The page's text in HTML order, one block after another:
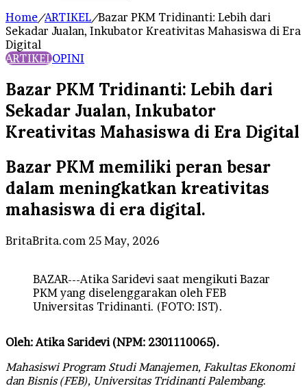
Home/ARTIKEL/Bazar PKM Tridinanti: Lebih dari
Sekadar Jualan, Inkubator Kreativitas Mahasiswa di Era
Digital
ARTIKELOPINI
Bazar PKM Tridinanti: Lebih dari
Sekadar Jualan, Inkubator
Kreativitas Mahasiswa di Era Digital
Bazar PKM memiliki peran besar
dalam meningkatkan kreativitas
mahasiswa di era digital.
BritaBrita.com Send
25 May, 2026
BAZAR---Atika Saridevi saat mengikuti Bazar
PKM yang diselenggarakan oleh FEB
Universitas Tridinanti. (FOTO: IST).
Oleh: Atika Saridevi (NPM: 2301110065).
Mahasiswi Program Studi Manajemen, Fakultas Ekonomi
dan Bisnis (FEB), Universitas Tridinanti Palembang.